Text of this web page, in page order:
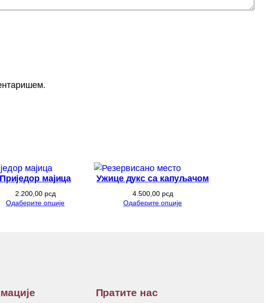
Приједор мајица
2.200,00 рсд
Одаберите опције
Ужице дукс са капуљачом
4.500,00 рсд
Одаберите опције
Пратите нас